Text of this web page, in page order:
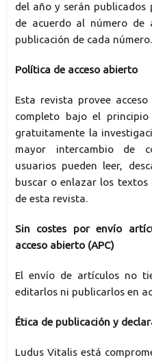
del año y serán
de acuerdo al número de
publicación de cada número.
Política de acceso abierto
Esta revista provee
completo bajo el
gratuitamente la
mayor intercambio de
usuarios pueden leer,
buscar o enlazar los
de esta revista.
Sin costes por envío
acceso abierto (APC)
El envío de artículos no
editarlos ni publicarlos en
Ética de publicación y
Ludus Vitalis está